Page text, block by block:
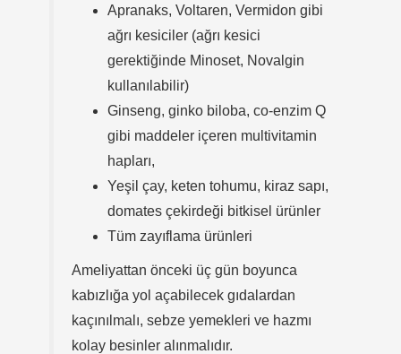
Apranaks, Voltaren, Vermidon gibi
ağrı kesiciler (ağrı kesici
gerektiğinde Minoset, Novalgin
kullanılabilir)
Ginseng, ginko biloba, co-enzim Q
gibi maddeler içeren multivitamin
hapları,
Yeşil çay, keten tohumu, kiraz sapı,
domates çekirdeği bitkisel ürünler
Tüm zayıflama ürünleri
Ameliyattan önceki üç gün boyunca
kabızlığa yol açabilecek gıdalardan
kaçınılmalı, sebze yemekleri ve hazmı
kolay besinler alınmalıdır.